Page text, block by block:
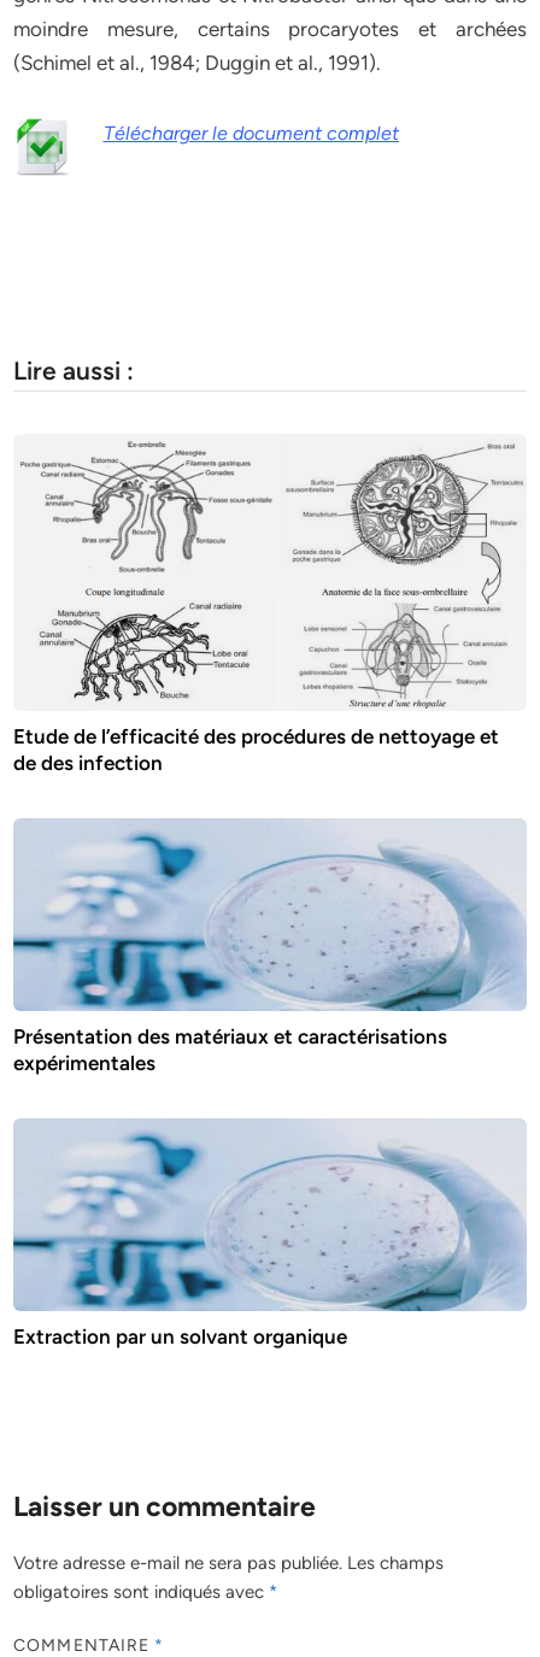
moindre mesure, certains procaryotes et archées
(Schimel et al., 1984; Duggin et al., 1991).
Télécharger le document complet
Lire aussi :
Etude de l’efficacité des procédures de nettoyage et
de des infection
Présentation des matériaux et caractérisations
expérimentales
Extraction par un solvant organique
Laisser un commentaire
Votre adresse e-mail ne sera pas publiée. Les champs
obligatoires sont indiqués avec *
COMMENTAIRE *